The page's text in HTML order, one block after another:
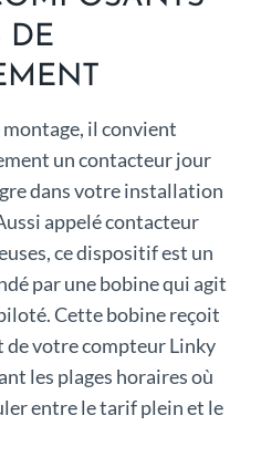
DE
il convient
un contacteur jour
dans votre installation
appelé contacteur
ce dispositif est un
par une bobine qui agit
Cette bobine reçoit
de votre compteur Linky
les plages horaires où
entre le tarif plein et le